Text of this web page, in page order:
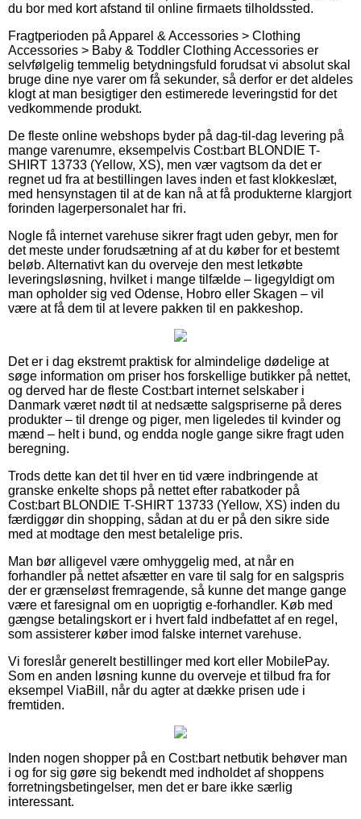
du bor med kort afstand til online firmaets tilholdssted.
Fragtperioden på Apparel & Accessories > Clothing
Accessories > Baby & Toddler Clothing Accessories er
selvfølgelig temmelig betydningsfuld forudsat vi absolut skal
bruge dine nye varer om få sekunder, så derfor er det aldeles
klogt at man besigtiger den estimerede leveringstid for det
vedkommende produkt.
De fleste online webshops byder på dag-til-dag levering på
mange varenumre, eksempelvis Cost:bart BLONDIE T-
SHIRT 13733 (Yellow, XS), men vær vagtsom da det er
regnet ud fra at bestillingen laves inden et fast klokkeslæt,
med hensynstagen til at de kan nå at få produkterne klargjort
forinden lagerpersonalet har fri.
Nogle få internet varehuse sikrer fragt uden gebyr, men for
det meste under forudsætning af at du køber for et bestemt
beløb. Alternativt kan du overveje den mest letkøbte
leveringsløsning, hvilket i mange tilfælde – ligegyldigt om
man opholder sig ved Odense, Hobro eller Skagen – vil
være at få dem til at levere pakken til en pakkeshop.
Det er i dag ekstremt praktisk for almindelige dødelige at
søge information om priser hos forskellige butikker på nettet,
og derved har de fleste Cost:bart internet selskaber i
Danmark været nødt til at nedsætte salgspriserne på deres
produkter – til drenge og piger, men ligeledes til kvinder og
mænd – helt i bund, og endda nogle gange sikre fragt uden
beregning.
Trods dette kan det til hver en tid være indbringende at
granske enkelte shops på nettet efter rabatkoder på
Cost:bart BLONDIE T-SHIRT 13733 (Yellow, XS) inden du
færdiggør din shopping, sådan at du er på den sikre side
med at modtage den mest betalelige pris.
Man bør alligevel være omhyggelig med, at når en
forhandler på nettet afsætter en vare til salg for en salgspris
der er grænseløst fremragende, så kunne det mange gange
være et faresignal om en uoprigtig e-forhandler. Køb med
gængse betalingskort er i hvert fald indbefattet af en regel,
som assisterer køber imod falske internet varehuse.
Vi foreslår generelt bestillinger med kort eller MobilePay.
Som en anden løsning kunne du overveje et tilbud fra for
eksempel ViaBill, når du agter at dække prisen ude i
fremtiden.
Inden nogen shopper på en Cost:bart netbutik behøver man
i og for sig gøre sig bekendt med indholdet af shoppens
forretningsbetingelser, men det er bare ikke særlig
interessant.